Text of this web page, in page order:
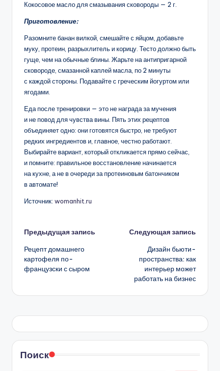
Кокосовое масло для смазывания сковороды — 2 г.
Приготовление:
Разомните банан вилкой, смешайте с яйцом, добавьте
муку, протеин, разрыхлитель и корицу. Тесто должно быть
гуще, чем на обычные блины. Жарьте на антипригарной
сковороде, смазанной каплей масла, по 2 минуты
с каждой стороны. Подавайте с греческим йогуртом или
ягодами.
Еда после тренировки — это не награда за мучения
и не повод для чувства вины. Пять этих рецептов
объединяет одно: они готовятся быстро, не требуют
редких ингредиентов и, главное, честно работают.
Выбирайте вариант, который откликается прямо сейчас,
и помните: правильное восстановление начинается
на кухне, а не в очереди за протеиновым батончиком
в автомате!
Источник: womanhit.ru
Навигация
записи
Предыдущая запись
Рецепт домашнего
картофеля по-
французски с сыром
Следующая запись
Дизайн бьюти-
пространства: как
интерьер может
работать на бизнес
Поиск